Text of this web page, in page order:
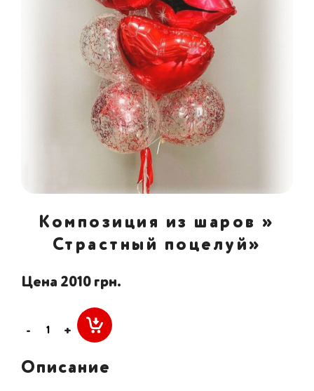
Композиция из шаров »
Страстный поцелуй»
Цена 2010 грн.
- +
Описание